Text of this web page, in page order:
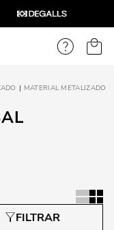
MATERIAL METALIZADO